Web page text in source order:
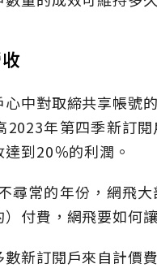
中對取締共享帳號
2023年第四季新訂
到20％的利潤。
尋常的年份，網飛
付費，網飛要如何
新訂閱戶來自計價